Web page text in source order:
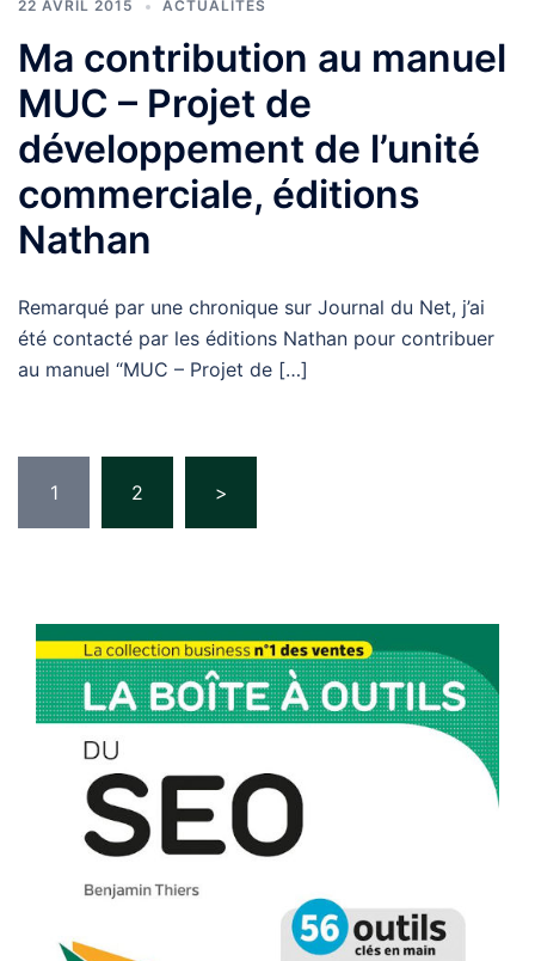
22 AVRIL 2015 ACTUALITÉS
Ma contribution au manuel
MUC – Projet de
développement de l’unité
commerciale, éditions
Nathan
Remarqué par une chronique sur Journal du Net, j’ai
été contacté par les éditions Nathan pour contribuer
au manuel “MUC – Projet de […]
des
publications
1 2 >